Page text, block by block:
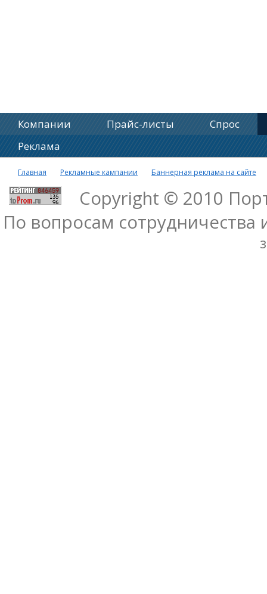
Компании Прайс-листы
Спрос
Реклама
Главная Рекламные кампании Баннерная реклама на сайте
Copyright © 2010
По вопросам